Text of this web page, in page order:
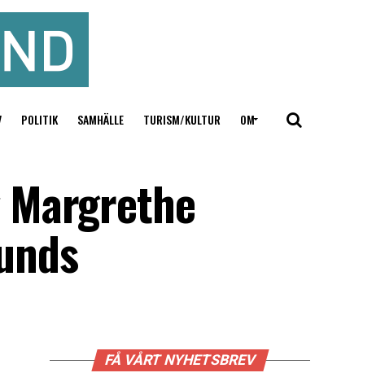
POLITIK SAMHÄLLE TURISM/KULTUR OM
FÅ VÅRT NYHETSBREV